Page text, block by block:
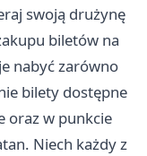
swoją drużynę
biletów na
nabyć zarówno
bilety dostępne
oraz w punkcie
Niech każdy z